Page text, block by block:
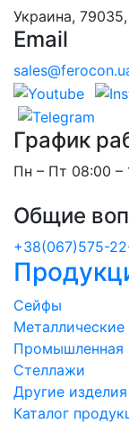
Украина,
Email
График
Пн – Пт 08:00 –
Общие
+38(067)575-
Сейфы
Промышленная
Стеллажи
Другие изделия
Каталог